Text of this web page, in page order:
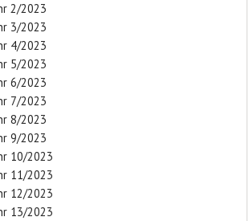
2/2023
3/2023
4/2023
5/2023
6/2023
7/2023
8/2023
9/2023
10/2023
11/2023
12/2023
13/2023